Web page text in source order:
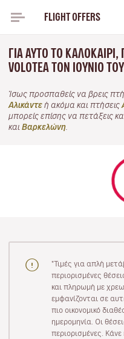
FLIGHT OFFERS
ΓΙΑ ΑΥΤΌ ΤΟ ΚΑΛΟΚΑΊΡΙ,
VOLOTEA ΤΟΝ ΙΟΎΝΙΟ
Ίσως προσπαθείς να βρεις
Αλικάντε ή ακόμα και πτήσεις
μπορείς επίσης να πετάξεις
και Βαρκελώνη
"Τιμές για απλή
περιορισμένες
και πληρωμή με
εμφανίζονται σε
πιο οικονομικό
ημερομηνία. Οι
περιορισμένες.